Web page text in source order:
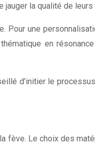
la qualité de leurs
Pour une
en
d’initier le
fève. Le choix des